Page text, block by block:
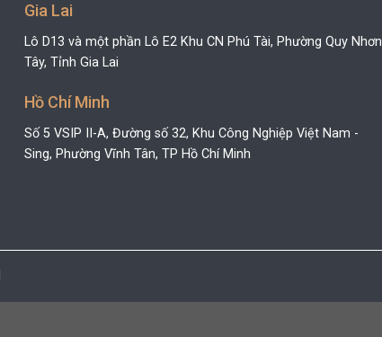
Gia Lai
Lô D13 và một phần Lô E2 Khu CN Phú Tài, Phường Quy Nhơn
Tây, Tỉnh Gia Lai
Hồ Chí Minh
Số 5 VSIP II-A, Đường số 32, Khu Công Nghiệp Việt Nam -
Sing, Phường Vĩnh Tân, TP Hồ Chí Minh